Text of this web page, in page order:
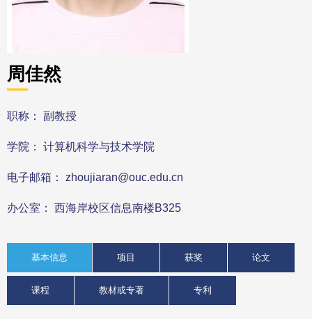
周佳然
职称： 副教授
学院： 计算机科学与技术学院
电子邮箱： zhoujiaran@ouc.edu.cn
办公室： 西海岸校区信息南楼B325
基本信息 项目 获奖 论文
课程 教材或专著 专利